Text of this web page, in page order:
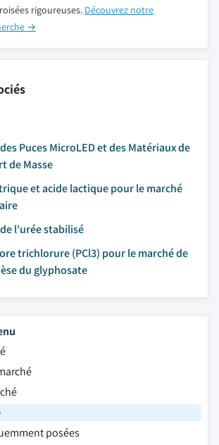
rigoureuses. Découvrez notre
→
Puces MicroLED et des Matériaux de
de Masse
et acide lactique pour le marché
l'urée stabilisé
trichlorure (PCl3) pour le marché de
du glyphosate
posées